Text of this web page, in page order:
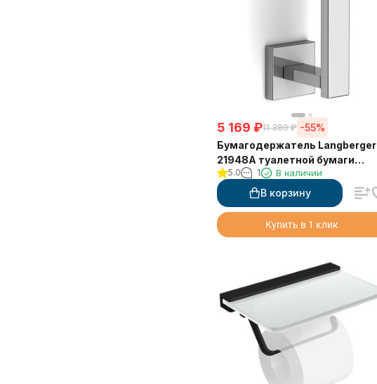
5 169 ₽11 380 ₽ -55%
Бумагодержатель Langberger
21948A туалетной бумаги
вертикальный
5.0 1 В наличии
В корзину
Купить в 1 клик